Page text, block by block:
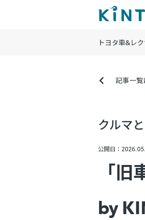
トヨタ車&レ
記事一覧
クルマ
公開日：
「
by